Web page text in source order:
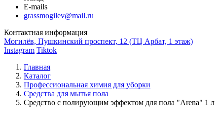
E-mails
grassmogilev@mail.ru
Контактная информация
Могилёв, Пушкинский проспект, 12 (ТЦ Арбат, 1 этаж)
Instagram Tiktok
Главная
Каталог
Профессиональная химия для уборки
Средства для мытья пола
Средство с полирующим эффектом для пола "Arena" 1 л